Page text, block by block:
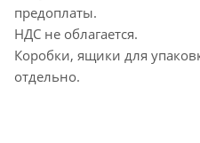
предоплаты.
НДС не облагается.
Коробки, ящики для
отдельно.